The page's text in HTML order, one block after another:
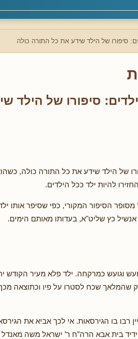
סיפורו של הילד שידע את כל התורה כולה
סיפורו של הילד
של הילד שידע את כל התורה כולה,
להיות ילד ככל הילדים.
הסיפור המקורי, כפי שסיפר אותו
כץ שליט"א, בעדותו מאותם הימים.
וגועש כמרקחה. ילד פלא מעיר הקודש
שהמלאך שכח לסטרו על פיו וכתוצאה
רבו בו הגירסאות. אי לכך אביא את
וידיד בית אבא הרה”ח ר’ ישראל משה